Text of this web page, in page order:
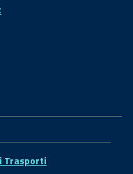
Trasporti